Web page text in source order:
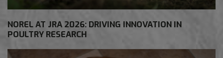
NOREL AT JRA 2026: DRIVING INNOVATION IN
POULTRY RESEARCH